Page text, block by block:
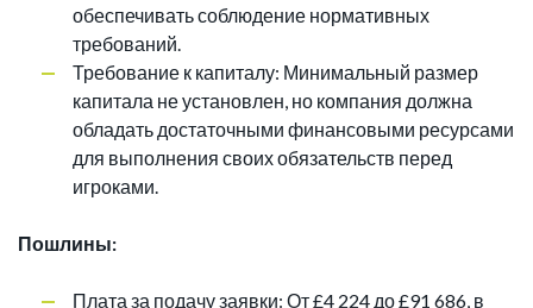
обеспечивать соблюдение нормативных
требований.
Требование к капиталу: Минимальный размер
капитала не установлен, но компания должна
обладать достаточными финансовыми ресурсами
для выполнения своих обязательств перед
игроками.
Пошлины:
Плата за подачу заявки: От £4 224 до £91 686, в